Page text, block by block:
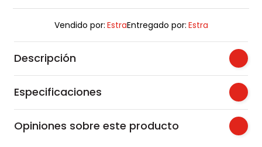
Vendido por: EstraEntregado por: Estra
Descripción
Especificaciones
Opiniones sobre este producto